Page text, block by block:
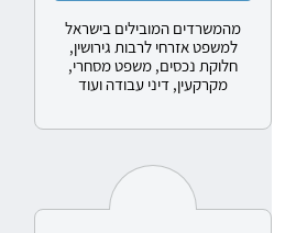
מהמשרדים המובילים בישראל
למשפט אזרחי לרבות גירושין,
חלוקת נכסים, משפט מסחרי,
מקרקעין, דיני עבודה ועוד